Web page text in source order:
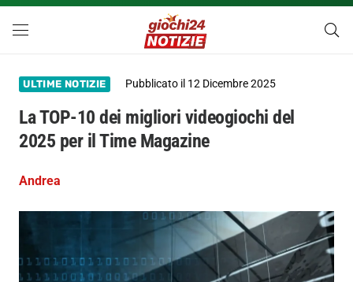
ULTIME NOTIZIE Pubblicato il 12 Dicembre 2025
La TOP-10 dei migliori videogiochi del
2025 per il Time Magazine
Andrea